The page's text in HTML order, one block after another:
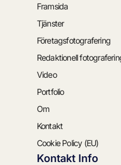
Framsida
Tjänster
Företagsfotografering
Redaktionell
Video
Portfolio
Om
Kontakt
Cookie Policy (EU)
Kontakt Info